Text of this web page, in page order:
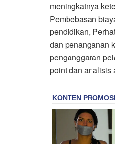
meningkatnya
Pembebasan
pendidikan,
dan penanganan
penganggaran
point dan analisis